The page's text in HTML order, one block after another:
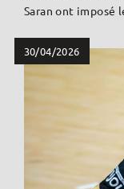
Saran ont imposé
30/04/2026